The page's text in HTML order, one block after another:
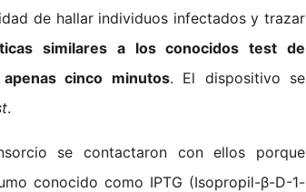
de hallar individuos infectados y trazar
similares a los conocidos test de
cinco minutos. El dispositivo se
.
se contactaron con ellos porque
conocido como IPTG (Isopropil-β-D-1-